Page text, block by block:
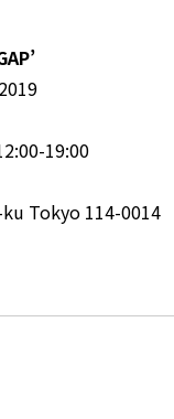
19:00
Tokyo 114-0014